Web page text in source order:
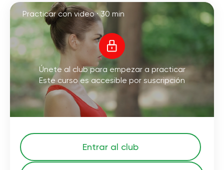
Practicar con video ·30 min
Únete al club para empezar a practicar
Este curso es accesible por suscripción
Entrar al club